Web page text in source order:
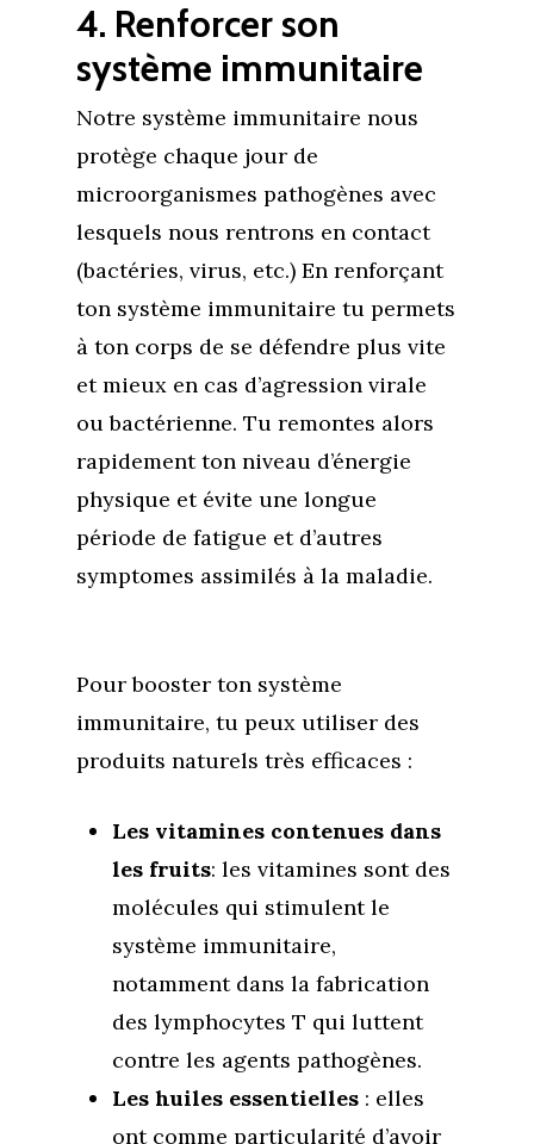
4. Renforcer son
système immunitaire
Notre système immunitaire nous
protège chaque jour de
microorganismes pathogènes avec
lesquels nous rentrons en contact
(bactéries, virus, etc.) En renforçant
ton système immunitaire tu permets
à ton corps de se défendre plus vite
et mieux en cas d’agression virale
ou bactérienne. Tu remontes alors
rapidement ton niveau d’énergie
physique et évite une longue
période de fatigue et d’autres
symptomes assimilés à la maladie.
Pour booster ton système
immunitaire, tu peux utiliser des
produits naturels très efficaces :
Les vitamines contenues dans
les fruits: les vitamines sont des
molécules qui stimulent le
système immunitaire,
notamment dans la fabrication
des lymphocytes T qui luttent
contre les agents pathogènes.
Les huiles essentielles : elles
ont comme particularité d’avoir
Accueil
Commence ici
Blog
Se découvrir
Podcast
Services